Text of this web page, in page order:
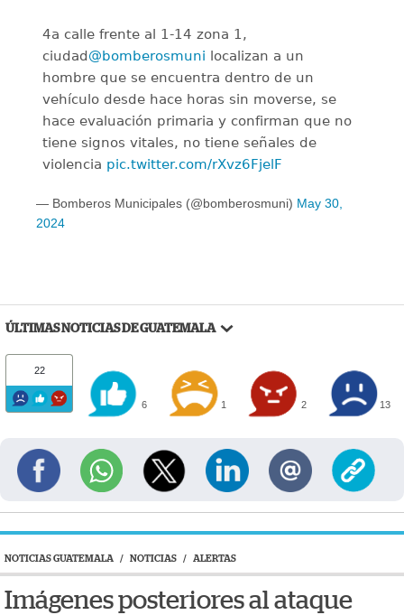
4a calle frente al 1-14 zona 1,
ciudad@bomberosmuni localizan a un
hombre que se encuentra dentro de un
vehículo desde hace horas sin moverse, se
hace evaluación primaria y confirman que no
tiene signos vitales, no tiene señales de
violencia pic.twitter.com/rXvz6FjelF
— Bomberos Municipales (@bomberosmuni) May 30,
2024
ÚLTIMAS NOTICIAS DE GUATEMALA
22
6 1 2 13
NOTICIAS GUATEMALA / NOTICIAS / ALERTAS
Imágenes posteriores al ataque